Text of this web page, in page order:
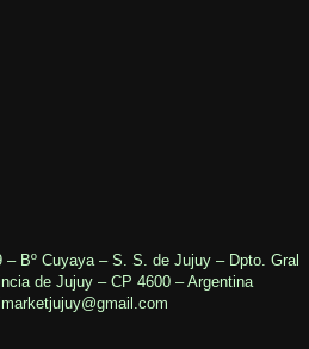
– Bº Cuyaya – S. S. de Jujuy – Dpto. Gral
de Jujuy – CP 4600 – Argentina